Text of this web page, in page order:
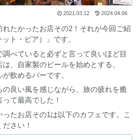
2021.03.12 2024.04.06
れたかったお店その2！それが今回ご紹
ト・ビア）」です。
調べていると必ずと言って良いほど目
、自家製のビールを始めとする、
飲めるバーです。
の良い風を感じながら、旅の疲れを癒
て最高でした！
たお店その1は以下のカフェです。こ
さい！